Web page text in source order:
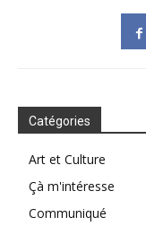
Catégories
Art et Culture
Çà m'intéresse
Communiqué